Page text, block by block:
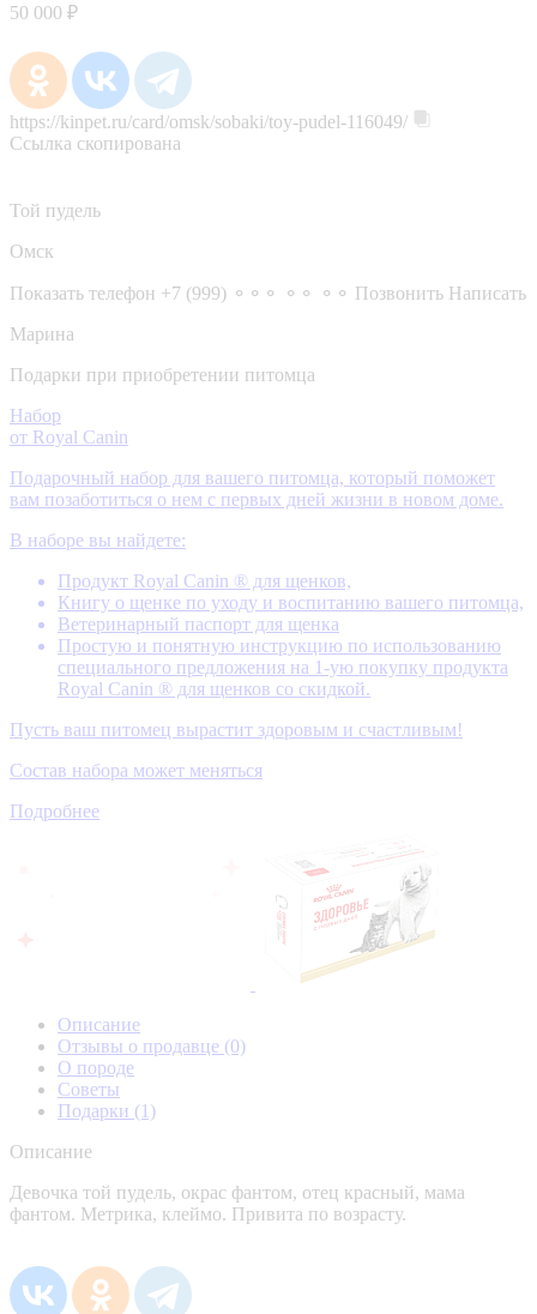
50 000 ₽
https://kinpet.ru/card/omsk/sobaki/toy-pudel-116049/
Ссылка скопирована
Той пудель
Омск
Показать телефон +7 (999) ⚬⚬⚬ ⚬⚬ ⚬⚬ Позвонить Написать
Марина
Подарки при приобретении питомца
Набор
от Royal Canin
Подарочный набор для вашего питомца, который поможет
вам позаботиться о нем с первых дней жизни в новом доме.
В наборе вы найдете:
Продукт Royal Canin ® для щенков,
Книгу о щенке по уходу и воспитанию вашего питомца,
Ветеринарный паспорт для щенка
Простую и понятную инструкцию по использованию
специального предложения на 1-ую покупку продукта
Royal Canin ® для щенков со скидкой.
Пусть ваш питомец вырастит здоровым и счастливым!
Состав набора может меняться
Подробнее
Описание
Отзывы о продавце (0)
О породе
Советы
Подарки (1)
Описание
Девочка той пудель, окрас фантом, отец красный, мама
фантом. Метрика, клеймо. Привита по возрасту.